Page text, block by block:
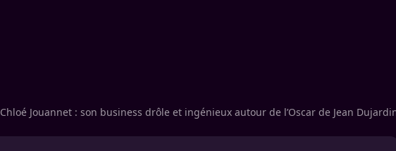
Chloé Jouannet : son business drôle et ingénieux autour de l’Oscar de Jean